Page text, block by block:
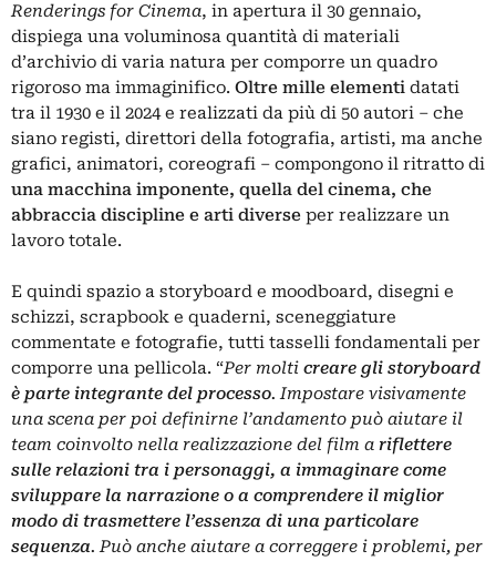
Renderings for Cinema, in apertura il 30 gennaio,
dispiega una voluminosa quantità di materiali
d’archivio di varia natura per comporre un quadro
rigoroso ma immaginifico. Oltre mille elementi datati
tra il 1930 e il 2024 e realizzati da più di 50 autori – che
siano registi, direttori della fotografia, artisti, ma anche
grafici, animatori, coreografi – compongono il ritratto di
una macchina imponente, quella del cinema, che
abbraccia discipline e arti diverse per realizzare un
lavoro totale.
E quindi spazio a storyboard e moodboard, disegni e
schizzi, scrapbook e quaderni, sceneggiature
commentate e fotografie, tutti tasselli fondamentali per
comporre una pellicola. “Per molti creare gli storyboard
è parte integrante del processo. Impostare visivamente
una scena per poi definirne l’andamento può aiutare il
team coinvolto nella realizzazione del film a riflettere
sulle relazioni tra i personaggi, a immaginare come
sviluppare la narrazione o a comprendere il miglior
modo di trasmettere l’essenza di una particolare
sequenza. Può anche aiutare a correggere i problemi, per